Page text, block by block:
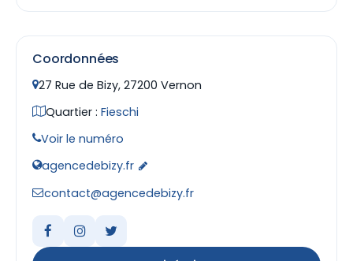
Coordonnées
27 Rue de Bizy, 27200 Vernon
Quartier : Fieschi
Voir le numéro
agencedebizy.fr
contact@agencedebizy.fr